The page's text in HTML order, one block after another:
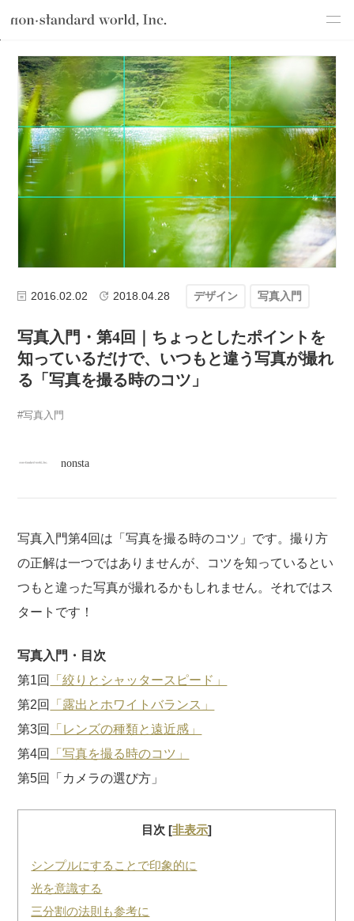
about
csr
service
works
flow
shop
blog
recruit
atelier
TOP ブログ デザイン 写真入門 写真入門・第4回｜ちょっ
2016.02.02 2018.04.28 デザイン 写真入門
写真入門・第4回｜ちょっとしたポイントを
知っているだけで、いつもと違う写真が撮れ
る「写真を撮る時のコツ」
写真入門
nonsta
写真入門第4回は「写真を撮る時のコツ」です。撮り方
の正解は一つではありませんが、コツを知っているとい
つもと違った写真が撮れるかもしれません。それではス
タートです！
写真入門・目次
第1回
「絞りとシャッタースピード」
第2回
「露出とホワイトバランス」
第3回
「レンズの種類と遠近感」
第4回
「写真を撮る時のコツ」
第5回「カメラの選び方」
目次[非表示]
シンプルにすることで印象的に
光を意識する
三分割の法則も参考に